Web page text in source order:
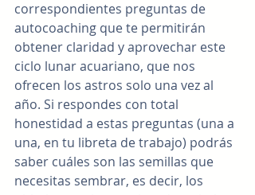
correspondientes preguntas de
autocoaching que te permitirán
obtener claridad y aprovechar este
ciclo lunar acuariano, que nos
ofrecen los astros solo una vez al
año. Si respondes con total
honestidad a estas preguntas (una a
una, en tu libreta de trabajo) podrás
saber cuáles son las semillas que
necesitas sembrar, es decir, los